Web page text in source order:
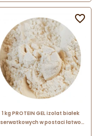
1 kg PROTEIN GEL izolat białek
serwatkowych w postaci łatwo
